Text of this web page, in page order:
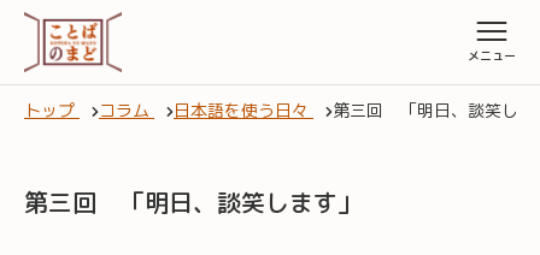
トップ コラム 日本語を使う日々 第三回 「明日、談笑しま
第三回 「明日、談笑します」